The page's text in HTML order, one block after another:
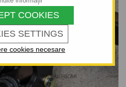
SETTINGS
COOKIES
cookies necesare